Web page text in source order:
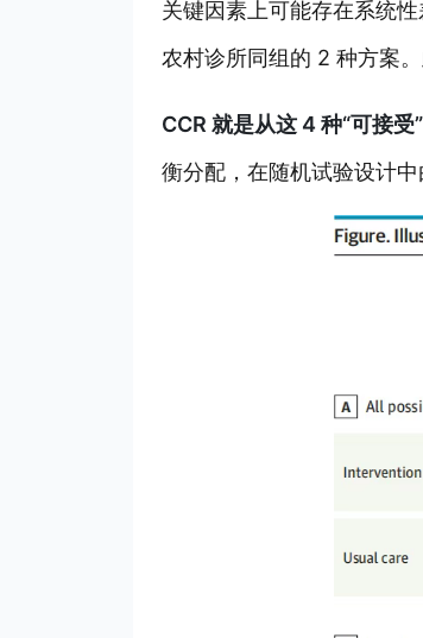
关键因素上可能存在系统
农村诊所同组的 2 种方案
CCR 就是从这 4 种“可接受
衡分配，在随机试验设计中